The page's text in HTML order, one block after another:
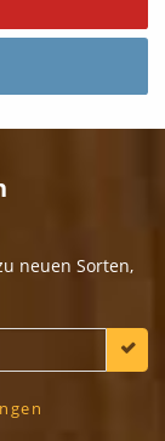
neuen Sorten,